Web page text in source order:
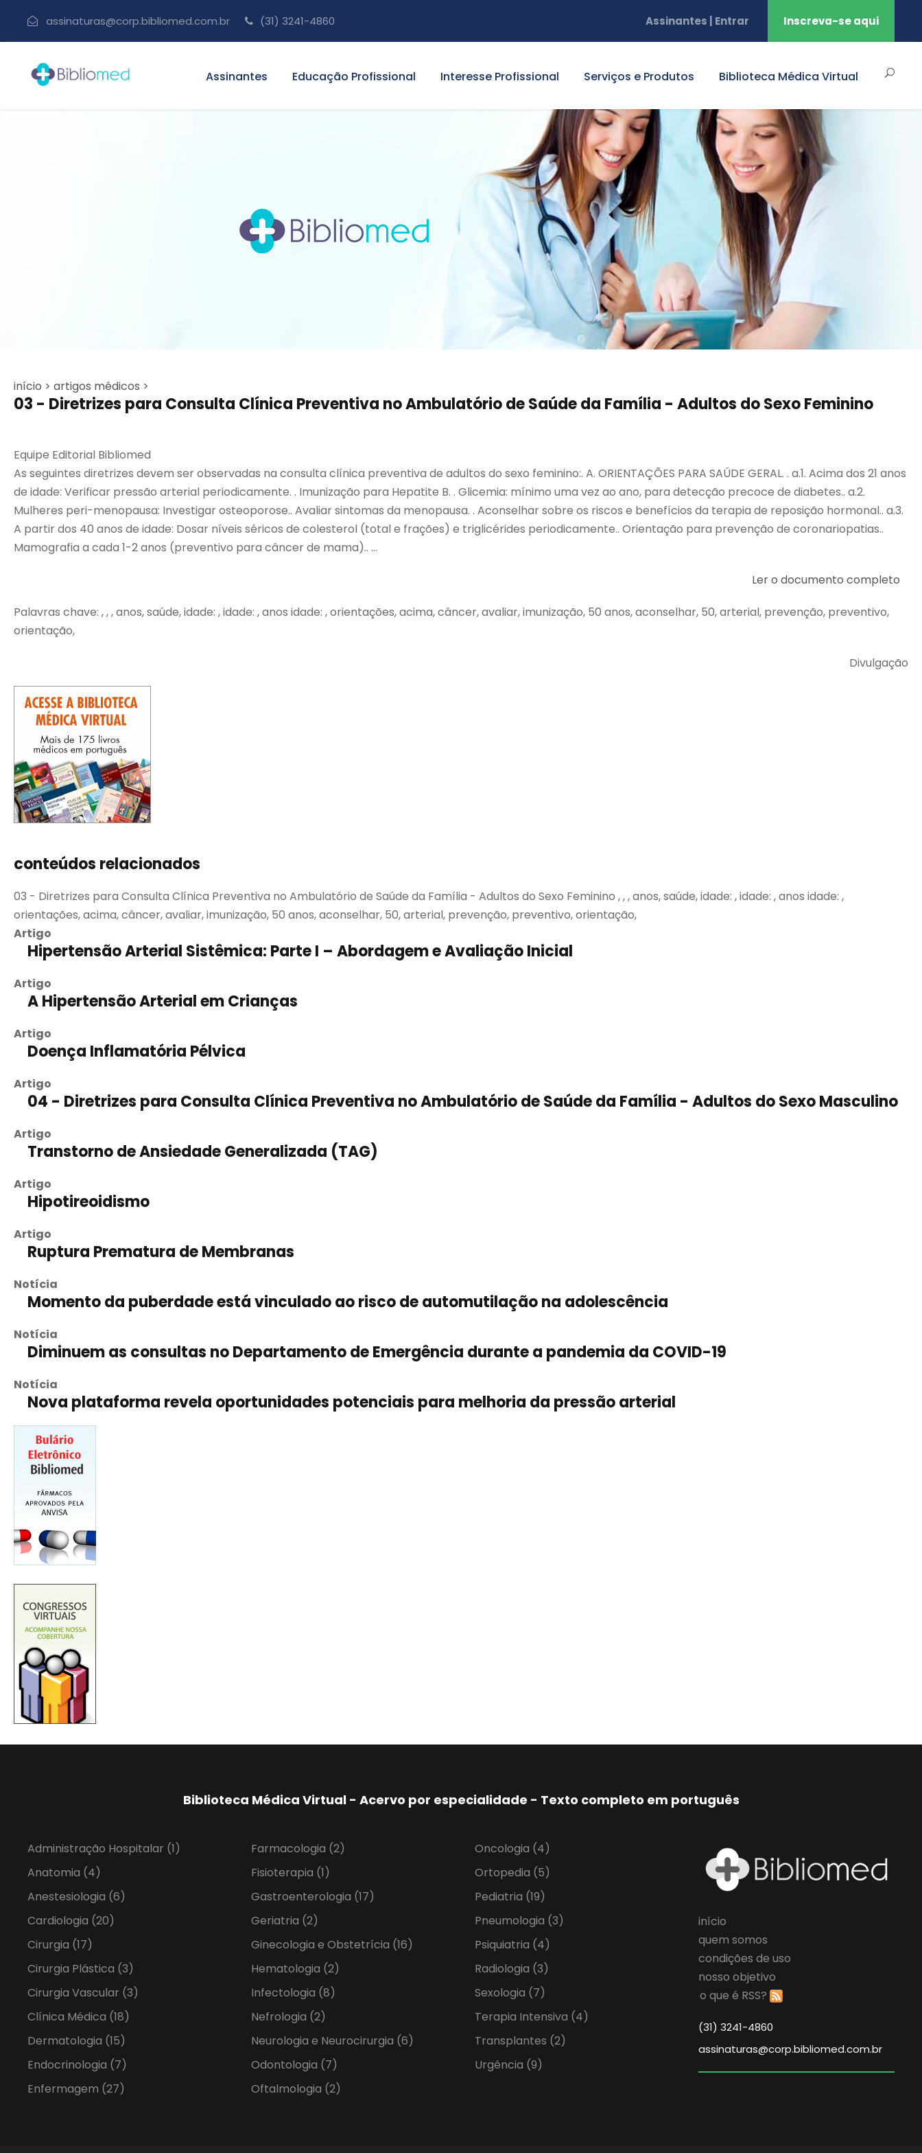
assinaturas@corp.bibliomed.com.br (31) 3241-4860 Assinantes | Entrar Inscreva-se aqui
Assinantes Educação Profissional Interesse Profissional Serviços e Produtos Biblioteca Médica Virtual
início > artigos médicos >
03 - Diretrizes para Consulta Clínica Preventiva no Ambulatório de Saúde da Família - Adultos do Sexo Feminino
Equipe Editorial Bibliomed
As seguintes diretrizes devem ser observadas na consulta clínica preventiva de adultos do sexo feminino:. A. ORIENTAÇÕES PARA SAÚDE GERAL. . a.1. Acima dos 21 anos
de idade: Verificar pressão arterial periodicamente. . Imunização para Hepatite B. . Glicemia: mínimo uma vez ao ano, para detecção precoce de diabetes.. a.2.
Mulheres peri-menopausa: Investigar osteoporose.. Avaliar sintomas da menopausa. . Aconselhar sobre os riscos e benefícios da terapia de reposição hormonal.. a.3.
A partir dos 40 anos de idade: Dosar níveis séricos de colesterol (total e frações) e triglicérides periodicamente.. Orientação para prevenção de coronariopatias..
Mamografia a cada 1-2 anos (preventivo para câncer de mama).. ...
Ler o documento completo
Palavras chave: , , , anos, saúde, idade: , idade: , anos idade: , orientações, acima, câncer, avaliar, imunização, 50 anos, aconselhar, 50, arterial, prevenção, preventivo,
orientação,
Divulgação
conteúdos relacionados
03 - Diretrizes para Consulta Clínica Preventiva no Ambulatório de Saúde da Família - Adultos do Sexo Feminino , , , anos, saúde, idade: , idade: , anos idade: ,
orientações, acima, câncer, avaliar, imunização, 50 anos, aconselhar, 50, arterial, prevenção, preventivo, orientação,
Artigo
Hipertensão Arterial Sistêmica: Parte I – Abordagem e Avaliação Inicial
Artigo
A Hipertensão Arterial em Crianças
Artigo
Doença Inflamatória Pélvica
Artigo
04 - Diretrizes para Consulta Clínica Preventiva no Ambulatório de Saúde da Família - Adultos do Sexo Masculino
Artigo
Transtorno de Ansiedade Generalizada (TAG)
Artigo
Hipotireoidismo
Artigo
Ruptura Prematura de Membranas
Notícia
Momento da puberdade está vinculado ao risco de automutilação na adolescência
Notícia
Diminuem as consultas no Departamento de Emergência durante a pandemia da COVID-19
Notícia
Nova plataforma revela oportunidades potenciais para melhoria da pressão arterial
Biblioteca Médica Virtual - Acervo por especialidade - Texto completo em português
Administração Hospitalar (1)
Anatomia (4)
Anestesiologia (6)
Cardiologia (20)
Cirurgia (17)
Cirurgia Plástica (3)
Cirurgia Vascular (3)
Clínica Médica (18)
Dermatologia (15)
Endocrinologia (7)
Enfermagem (27)
Farmacologia (2)
Fisioterapia (1)
Gastroenterologia (17)
Geriatria (2)
Ginecologia e Obstetrícia (16)
Hematologia (2)
Infectologia (8)
Nefrologia (2)
Neurologia e Neurocirurgia (6)
Odontologia (7)
Oftalmologia (2)
Oncologia (4)
Ortopedia (5)
Pediatria (19)
Pneumologia (3)
Psiquiatria (4)
Radiologia (3)
Sexologia (7)
Terapia Intensiva (4)
Transplantes (2)
Urgência (9)
início
quem somos
condições de uso
nosso objetivo
o que é RSS?
(31) 3241-4860
assinaturas@corp.bibliomed.com.br